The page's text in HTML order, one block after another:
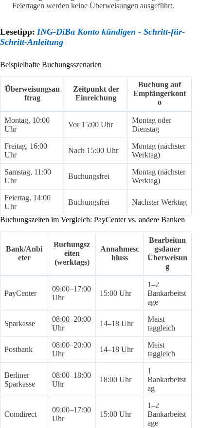
Feiertagen werden keine Überweisungen ausgeführt.
Lesetipp: ING-DiBa Konto kündigen - Schritt-für-
Schritt-Anleitung
Beispielhafte Buchungsszenarien
Überweisungsau
ftrag
Zeitpunkt der
Einreichung
Buchung auf
Empfängerkont
o
Montag, 10:00
Uhr
Vor 15:00 Uhr
Montag oder
Dienstag
Freitag, 16:00
Uhr
Nach 15:00 Uhr
Montag (nächster
Werktag)
Samstag, 11:00
Uhr
Buchungsfrei
Montag (nächster
Werktag)
Feiertag, 14:00
Uhr
Buchungsfrei Nächster Werktag
Buchungszeiten im Vergleich: PayCenter vs. andere Banken
Bank/Anbi
eter
Buchungsz
eiten
(werktags)
Annahmesc
hluss
Bearbeitun
gsdauer
Überweisun
g
PayCenter
09:00–17:00
Uhr
15:00 Uhr
1–2
Bankarbeitst
age
Sparkasse
08:00–20:00
Uhr
14–18 Uhr
Meist
taggleich
Postbank
08:00–20:00
Uhr
14–18 Uhr
Meist
taggleich
Berliner
Sparkasse
08:00–18:00
Uhr
18:00 Uhr
1
Bankarbeitst
ag
Comdirect
09:00–17:00
Uhr
15:00 Uhr
1–2
Bankarbeitst
age